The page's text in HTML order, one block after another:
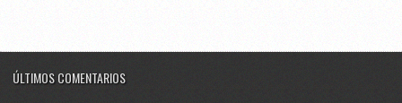
ÚLTIMOS COMENTARIOS